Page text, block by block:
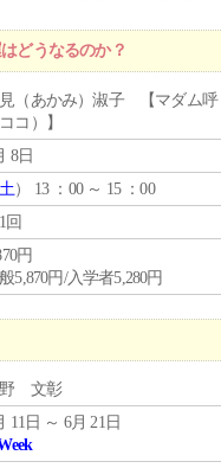
どうなるのか？
（あかみ）淑子 【マダム呼
ココ）】
8日
土） 13 ：00 ～ 15 ：00
回
円
5,870円/入学者5,280円
野 文彰
11日 ～ 6月 21日